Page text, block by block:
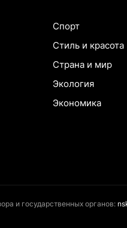
Спорт
Стиль и красота
Страна и мир
Экология
Экономика
и государственных органов: